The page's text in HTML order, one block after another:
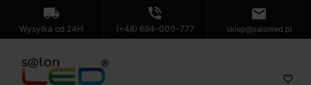
local_shipping
Wysyłka od 24H
phone_in_talk
(+48) 694-000-777
mail
sklep@salonled.pl
favorite_border